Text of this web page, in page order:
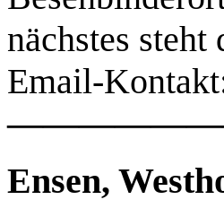
nächstes
Email-
Ensen,